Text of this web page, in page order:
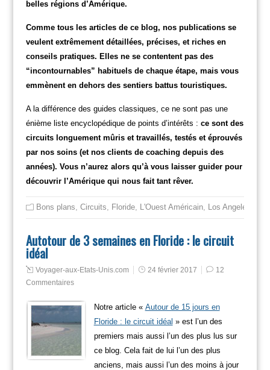
belles régions d’Amérique.
Comme tous les articles de ce blog, nos publications se
veulent extrêmement détaillées, précises, et riches en
conseils pratiques. Elles ne se contentent pas des
“incontournables” habituels de chaque étape, mais vous
emmènent en dehors des sentiers battus touristiques.
A la différence des guides classiques, ce ne sont pas une
énième liste encyclopédique de points d’intérêts : ce sont des
circuits longuement mûris et travaillés, testés et éprouvés
par nos soins (et nos clients de coaching depuis des
années). Vous n’aurez alors qu’à vous laisser guider pour
découvrir l’Amérique qui nous fait tant rêver.
Bons plans Circuits Floride, L'Ouest Américain, Los Angeles
Autotour de 3 semaines en Floride : le circuit
idéal
Voyager-aux-Etats-Unis.com 24 février 2017
12
Commentaires
Notre article « Autour de 15 jours en
Floride : le circuit idéal » est l’un des
premiers mais aussi l’un des plus lus sur
ce blog. Cela fait de lui l’un des plus
anciens, mais aussi l’un des moins à jour